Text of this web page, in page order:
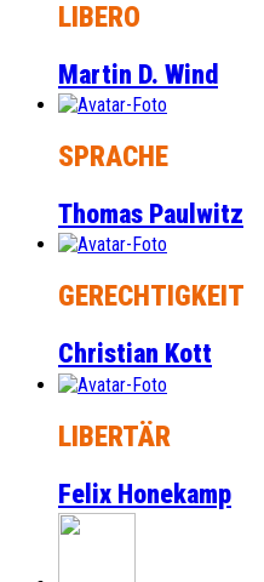
LIBERO
Martin D. Wind
SPRACHE
Thomas Paulwitz
GERECHTIGKEIT
Christian Kott
LIBERTÄR
Felix Honekamp